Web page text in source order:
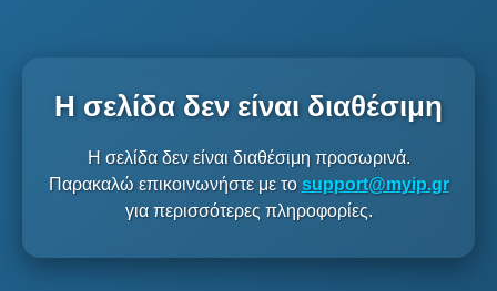
Η σελίδα δεν είναι διαθέσιμη
Η σελίδα δεν είναι διαθέσιμη προσωρινά.
Παρακαλώ επικοινωνήστε με το support@myip.gr
για περισσότερες πληροφορίες.